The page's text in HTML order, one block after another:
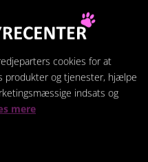
479,95 kr.cookies for at
produkter og tjenester, hjælpe
indsats og
mere